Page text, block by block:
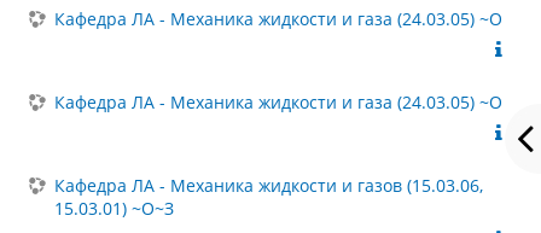
Кафедра ЛА - Механика жидкости и газа (24.03.05) ~О
Кафедра ЛА - Механика жидкости и газа (24.03.05) ~О
Кафедра ЛА - Механика жидкости и газов (15.03.06,
15.03.01) ~О~З